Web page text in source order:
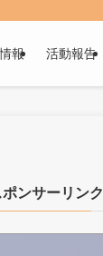
報 活動報告
ポンサーリンク